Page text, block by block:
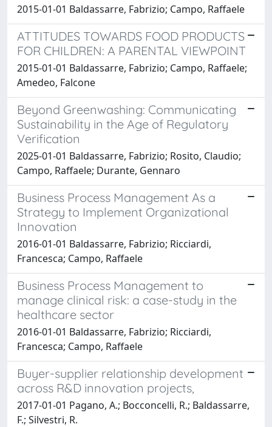
2015-01-01 Baldassarre, Fabrizio; Campo, Raffaele
ATTITUDES TOWARDS FOOD PRODUCTS
FOR CHILDREN: A PARENTAL VIEWPOINT
2015-01-01 Baldassarre, Fabrizio; Campo, Raffaele;
Amedeo, Falcone
Beyond Greenwashing: Communicating
Sustainability in the Age of Regulatory
Verification
2025-01-01 Baldassarre, Fabrizio; Rosito, Claudio;
Campo, Raffaele; Durante, Gennaro
Business Process Management As a
Strategy to Implement Organizational
Innovation
2016-01-01 Baldassarre, Fabrizio; Ricciardi,
Francesca; Campo, Raffaele
Business Process Management to
manage clinical risk: a case-study in the
healthcare sector
2016-01-01 Baldassarre, Fabrizio; Ricciardi,
Francesca; Campo, Raffaele
Buyer-supplier relationship development
across R&D innovation projects,
2017-01-01 Pagano, A.; Bocconcelli, R.; Baldassarre,
F.; Silvestri, R.